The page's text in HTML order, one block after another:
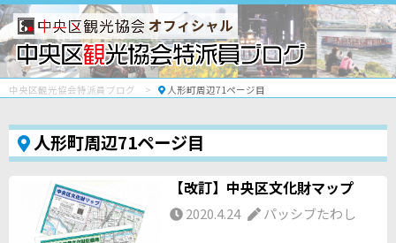
オフィシャル
中央区観光協会特派員ブログ 人形町周辺71ページ目
人形町周辺71ページ目
【改訂】中央区文化財マップ
2020.4.24 パッシブたわし